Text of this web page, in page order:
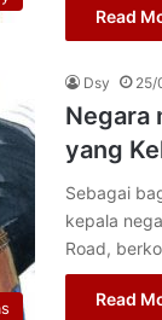
Read
Dsy 25/
Negara
yang
Sebagai
kepala
Road,
Read